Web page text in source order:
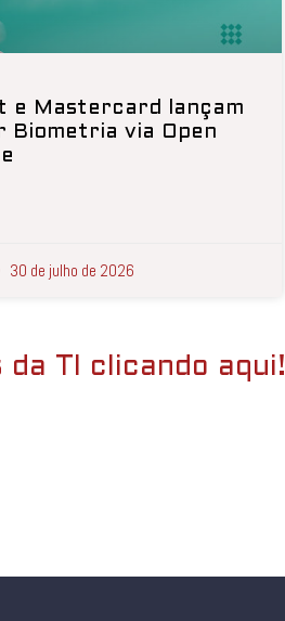
e Mastercard lançam
Biometria via Open
30 de julho de 2026
TI clicando aqui!